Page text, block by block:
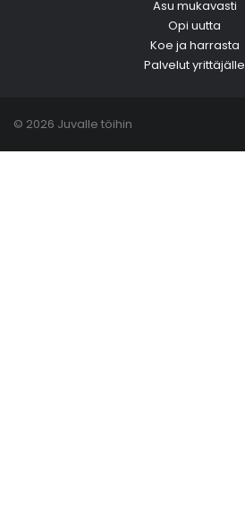
Asu mukavasti
Opi uutta
Koe ja harrasta
Palvelut yrittäjälle
© 2026 Juvalle töihin